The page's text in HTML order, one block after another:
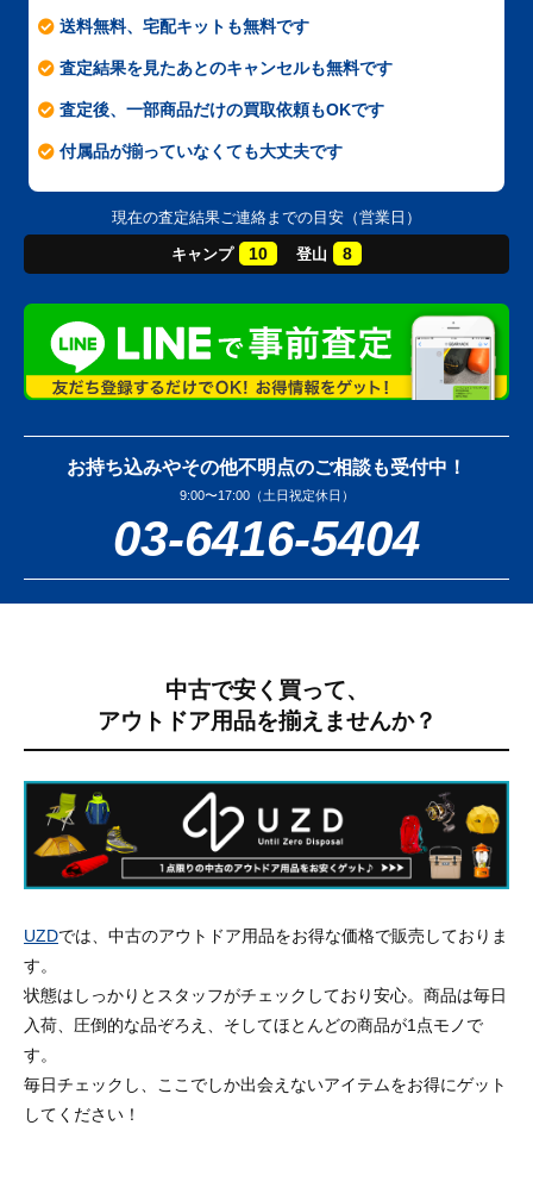
送料無料、宅配キットも無料です
査定結果を見たあとのキャンセルも無料です
査定後、一部商品だけの買取依頼もOKです
付属品が揃っていなくても大丈夫です
現在の査定結果ご連絡までの目安（営業日）
キャンプ 10 登山 8
お持ち込みやその他不明点のご相談も受付中！
9:00〜17:00（土日祝定休日）
03-6416-5404
中古で安く買って、
アウトドア用品を揃えませんか？
UZDでは、中古のアウトドア用品をお得な価格で販売しておりま
す。
状態はしっかりとスタッフがチェックしており安心。商品は毎日
入荷、圧倒的な品ぞろえ、そしてほとんどの商品が1点モノで
す。
毎日チェックし、ここでしか出会えないアイテムをお得にゲット
してください！